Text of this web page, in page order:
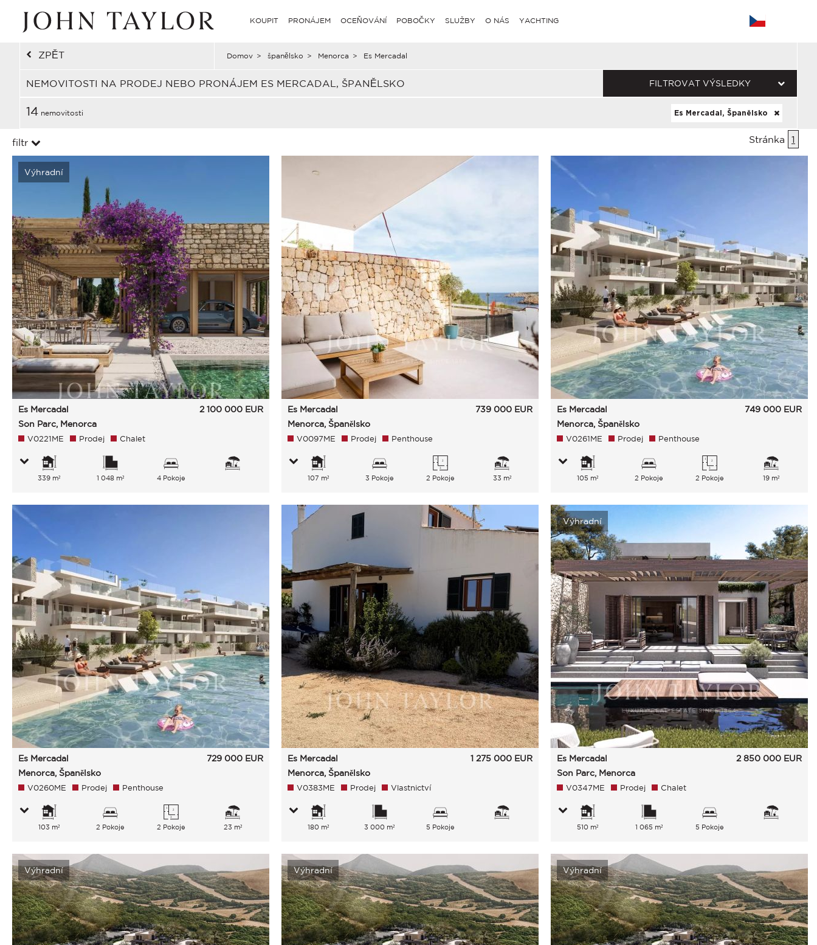
KOUPIT PRONÁJEM OCEŇOVÁNÍ POBOČKY SLUŽBY O NÁS YACHTING
ZPĚT Domov > španělsko > Menorca > Es Mercadal
NEMOVITOSTI NA PRODEJ NEBO PRONÁJEM ES MERCADAL, ŠPANĚLSKO FILTROVAT VÝSLEDKY
14 nemovitosti Es Mercadal, Španělsko
filtr Stránka 1
Výhradní
Es Mercadal
Son Parc, Menorca
2 100 000 EUR
V0221ME Prodej Chalet
339 m² 1 048 m² 4 Pokoje
Es Mercadal
Menorca, Španělsko
739 000 EUR
V0097ME Prodej Penthouse
107 m² 3 Pokoje 2 Pokoje 33 m²
Es Mercadal
Menorca, Španělsko
749 000 EUR
V0261ME Prodej Penthouse
105 m² 2 Pokoje 2 Pokoje 19 m²
Es Mercadal
Menorca, Španělsko
729 000 EUR
V0260ME Prodej Penthouse
103 m² 2 Pokoje 2 Pokoje 23 m²
Es Mercadal
Menorca, Španělsko
1 275 000 EUR
V0383ME Prodej Vlastnictví
180 m² 3 000 m² 5 Pokoje
Výhradní
Es Mercadal
Son Parc, Menorca
2 850 000 EUR
V0347ME Prodej Chalet
510 m² 1 065 m² 5 Pokoje
Výhradní Výhradní Výhradní